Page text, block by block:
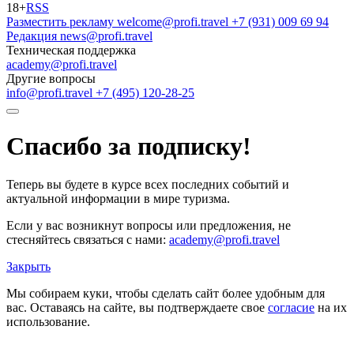
18+RSS
Разместить рекламу welcome@profi.travel +7 (931) 009 69 94
Редакция news@profi.travel
Техническая поддержка
academy@profi.travel
Другие вопросы
info@profi.travel +7 (495) 120-28-25
Спасибо за подписку!
Теперь вы будете в курсе всех последних событий и
актуальной информации в мире туризма.
Если у вас возникнут вопросы или предложения, не
стесняйтесь связаться с нами: academy@profi.travel
Закрыть
Мы собираем куки, чтобы сделать сайт более удобным для
вас. Оставаясь на сайте, вы подтверждаете свое согласие на их
использование.